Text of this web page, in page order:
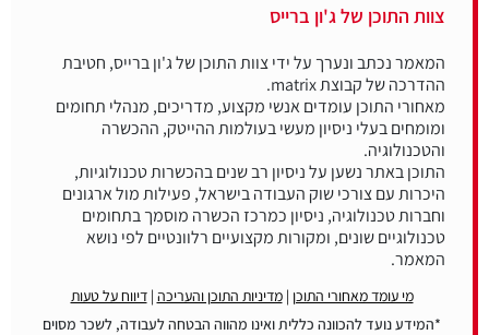
צוות התוכן של ג'ון ברייס
המאמר נכתב ונערך על ידי צוות התוכן של ג'ון ברייס, חטיבת
מאחורי התוכן עומדים אנשי מקצוע, מדריכים, מנהלי תחומים
ומומחים בעלי ניסיון מעשי בעולמות ההייטק, ההכשרה
התוכן באתר נשען על ניסיון רב שנים בהכשרות טכנולוגיות,
היכרות עם צורכי שוק העבודה בישראל, פעילות מול ארגונים
וחברות טכנולוגיה, ניסיון כמרכז הכשרה מוסמך בתחומים
טכנולוגיים שונים, ומקורות מקצועיים רלוונטיים לפי נושא
המאמר.
מי עומד מאחורי התוכן |מדיניות התוכן והעריכה |דיווח על טעות
*המידע נועד להכוונה כללית ואינו מהווה הבטחה לעבודה, לשכר מסוים